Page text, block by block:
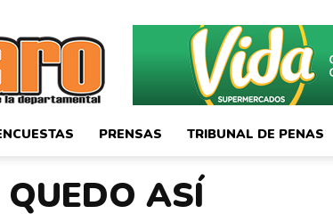
PRENSAS TRIBUNAL DE PENAS
ASÍ